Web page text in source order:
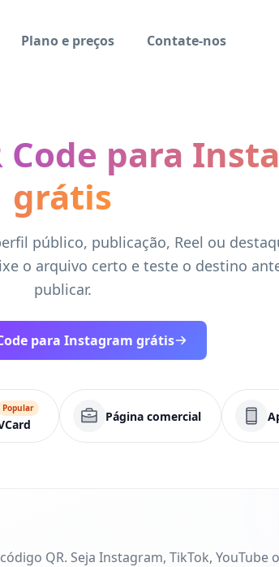
Plano e preços Contate-nos
Code para
grátis
público, publicação, Reel ou
o arquivo certo e teste o destino
publicar.
para Instagram grátis
Popular
Página comercial
QR. Seja Instagram, TikTok, YouTube